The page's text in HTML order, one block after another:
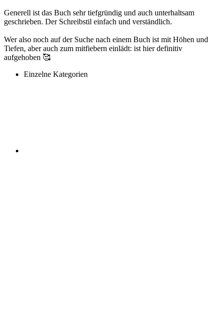
Generell ist das Buch sehr tiefgründig und auch unterhaltsam
geschrieben. Der Schreibstil einfach und verständlich.
Wer also noch auf der Suche nach einem Buch ist mit Höhen und
Tiefen, aber auch zum mitfiebern einlädt: ist hier definitiv
aufgehoben 🥰
Einzelne Kategorien